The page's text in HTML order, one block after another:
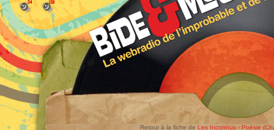
Retour à la fiche de Les Inconnus - Poésie